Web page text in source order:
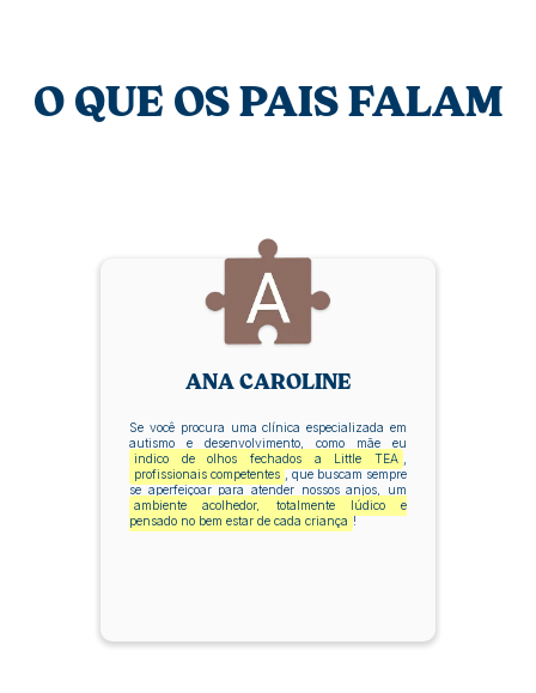
O QUE OS PAIS FALAM
ANA CAROLINE
Se você procura uma clínica especializada em
autismo e desenvolvimento, como mãe eu
indico de olhos fechados a Little TEA ,
profissionais competentes , que buscam sempre
se aperfeiçoar para atender nossos anjos, um
ambiente acolhedor, totalmente lúdico e
pensado no bem estar de cada criança !